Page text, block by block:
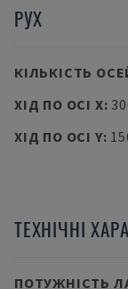
РУХ
КІЛЬКІСТЬ
ХІД ПО ОСІ X:
ХІД ПО ОСІ Y:
ТЕХНІЧНІ
ПОТУЖНІСТЬ